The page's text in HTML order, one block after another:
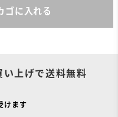
ゴに入れる
上げで送料無料
けます